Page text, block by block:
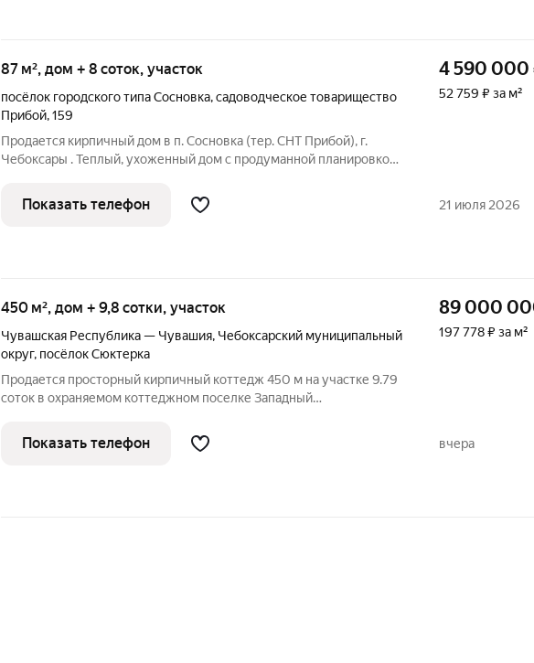
87 м², дом + 8 соток, участок
посёлок городского типа Сосновка,садоводческое товарищество
Прибой,159
Продается кирпичный дом в п. Сосновка (тер. СНТ Прибой), г.
Чебоксары . Теплый, ухоженный дом с продуманной планировкой:
кирпичный, что гарантирует долговечность и хорошую
теплоизоляцию.
4 590 000
52 759 ₽ за м²
Показать телефон 21 июля 2026
450 м², дом + 9,8 сотки, участок
Чувашская Республика — Чувашия, Чебоксарский муниципальный
округ, посёлок Сюктерка
Продается просторный кирпичный коттедж 450 м на участке 9.79
соток в охраняемом коттеджном поселке Западный
450 м в престижном закрытом поселке Западный вблизи
Чебоксар. Это экологически
89 000
197 778 ₽ за м²
Показать телефон вчера